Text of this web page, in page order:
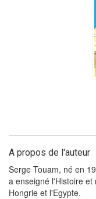
A propos de l'auteur
Serge Touam, né en
a enseigné l'Histoire
Hongrie et l'Egypte.